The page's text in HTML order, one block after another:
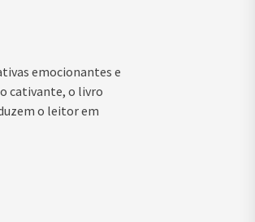
emocionantes e
cativante, o livro
o leitor em